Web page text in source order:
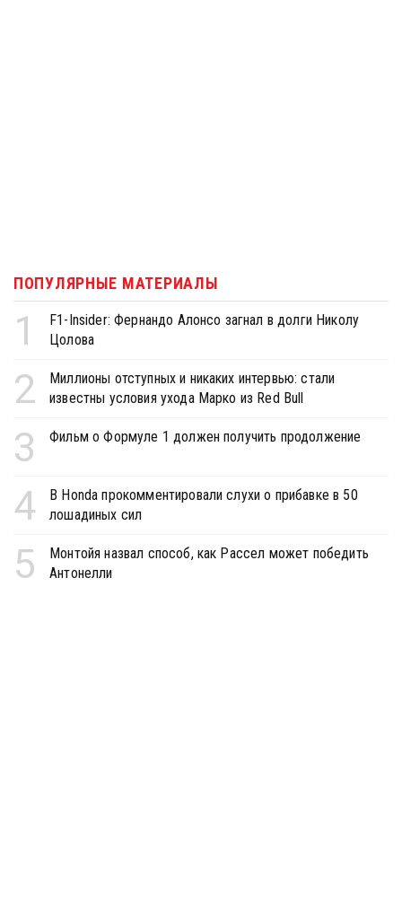
ПОПУЛЯРНЫЕ МАТЕРИАЛЫ
1
F1-Insider: Фернандо Алонсо загнал в долги Николу
Цолова
2
Миллионы отступных и никаких интервью: стали
известны условия ухода Марко из Red Bull
3 Фильм о Формуле 1 должен получить продолжение
4
В Honda прокомментировали слухи о прибавке в 50
лошадиных сил
5
Монтойя назвал способ, как Рассел может победить
Антонелли